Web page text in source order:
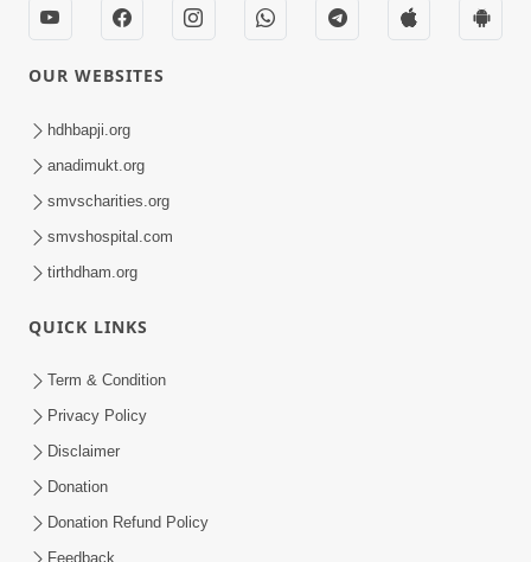
OUR WEBSITES
hdhbapji.org
anadimukt.org
smvscharities.org
smvshospital.com
tirthdham.org
QUICK LINKS
Term & Condition
Privacy Policy
Disclaimer
Donation
Donation Refund Policy
Feedback